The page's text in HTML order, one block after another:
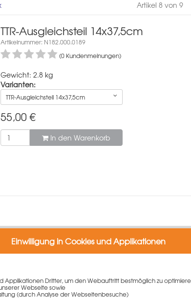
Artikel 8 von 9
TTR-Ausgleichsteil 14x37,5cm
Artikelnummer: N182.000.0189
(0 Kundenmeinungen)
Gewicht: 2.8 kg
Varianten:
TTR-Ausgleichsteil 14x37,5cm
55,00 €
In den Warenkorb
cm verzinkt
der TTR Trapezträger-Rundschalung mit
auf der Baustelle.
Einwilligung in Cookies und Applikationen
Applikationen Dritter, um den Webauftritt bestmöglich zu
Webseite sowie
(durch Analyse der Webseitenbesuche)